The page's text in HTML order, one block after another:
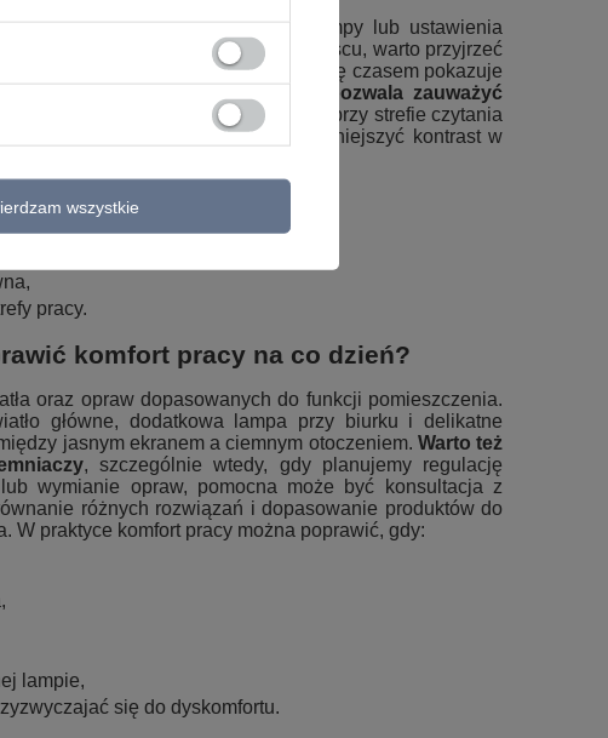
Jeżeli po zmianie żarówki, lampy lub ustawienia
do dłuższej pracy w danym miejscu, warto przyjrzeć
kamery na świecącą lampę czasem pokazuje
pozwala zauważyć
sypialniach z kącikiem do pracy czy przy strefie czytania
światło główne i pomagają zmniejszyć kontrast w
pracy.
komfort pracy na co dzień?
oraz opraw dopasowanych do funkcji pomieszczenia.
główne, dodatkowa lampa przy biurku i delikatne
jasnym ekranem a ciemnym otoczeniem. Warto też
, szczególnie wtedy, gdy planujemy regulację
wymianie opraw, pomocna może być konsultacja z
różnych rozwiązań i dopasowanie produktów do
W praktyce komfort pracy można poprawić, gdy:
lampie,
się do dyskomfortu.
wszystkie